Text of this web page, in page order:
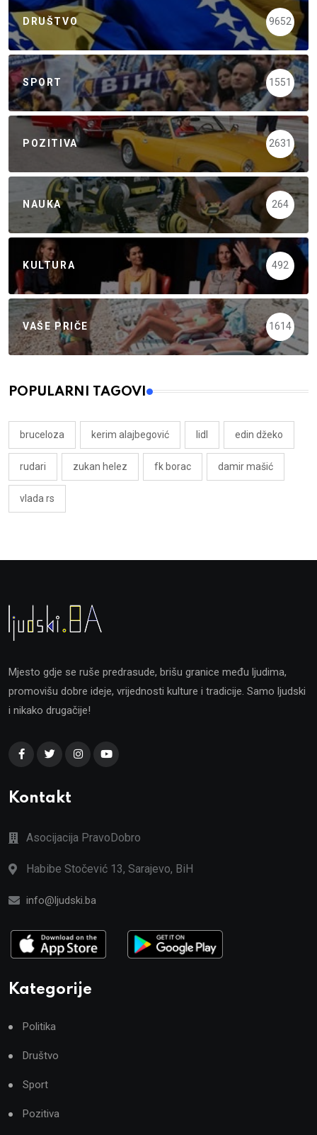
DRUŠTVO 9652
SPORT 1551
POZITIVA 2631
NAUKA 264
KULTURA 492
VAŠE PRIČE 1614
POPULARNI TAGOVI
bruceloza kerim alajbegović lidl edin džeko
rudari zukan helez fk borac damir mašić
vlada rs
Mjesto gdje se ruše predrasude, brišu granice među ljudima,
promovišu dobre ideje, vrijednosti kulture i tradicije. Samo ljudski
i nikako drugačije!
Kontakt
Asocijacija PravoDobro
Habibe Stočević 13, Sarajevo, BiH
info@ljudski.ba
Kategorije
Politika
Društvo
Sport
Pozitiva